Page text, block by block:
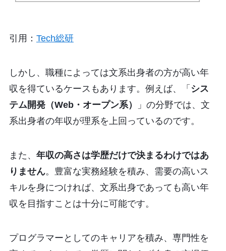
引用： Tech総研
しかし、職種によっては文系出身者の方が高い年
収を得ているケースもあります。例えば、「 シス
テム開発（Web・オープン系）
」の分野では、文
系出身者の年収が理系を上回っているのです。
また、 年収の高さは学歴だけで決まるわけではあ
りません。豊富な実務経験を積み、需要の高いス
キルを身につければ、文系出身であっても高い年
収を目指すことは十分に可能です。
プログラマーとしてのキャリアを積み、専門性を